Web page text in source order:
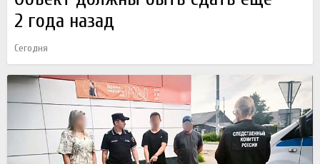
2 года назад
Сегодня